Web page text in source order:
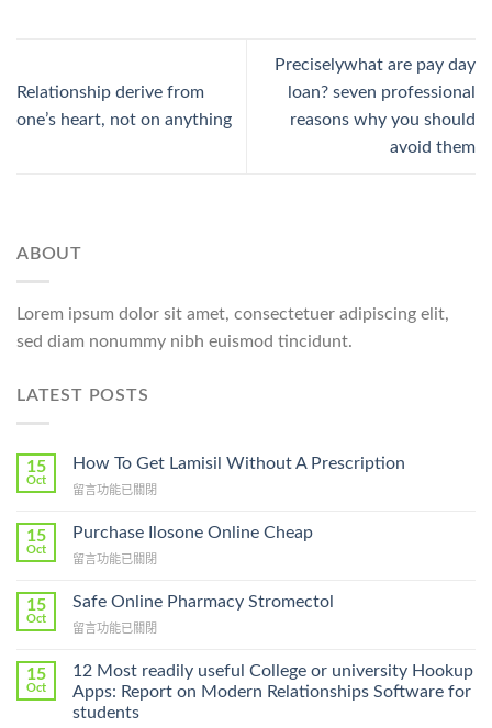
Relationship derive from
one’s heart, not on anything
Preciselywhat are pay day
loan? seven professional
reasons why you should
avoid them
ABOUT
Lorem ipsum dolor sit amet, consectetuer adipiscing elit,
sed diam nonummy nibh euismod tincidunt.
LATEST POSTS
15
Oct
How To Get Lamisil Without A Prescription
在
To
Lamisil
A
Prescription〉
留言功能已關閉
15
Oct
Purchase Ilosone Online Cheap
在
Ilosone
Cheap〉
留言功能已關閉
15
Oct
Safe Online Pharmacy Stromectol
在
Online
Pharmacy
Stromectol〉
中
留言功能已關閉
15
Oct
12 Most readily useful College or university Hookup
Apps: Report on Modern Relationships Software for
students